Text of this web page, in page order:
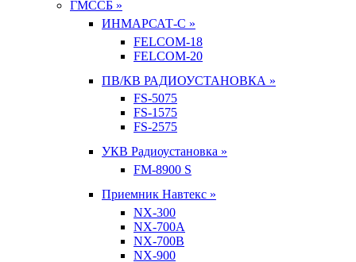
ГМССБ »
ИНМАРСАТ-С »
FELCOM-18
FELCOM-20
ПВ/КВ РАДИОУСТАНОВКА »
FS-5075
FS-1575
FS-2575
УКВ Радиоустановка »
FM-8900 S
Приемник Навтекс »
NX-300
NX-700A
NX-700B
NX-900